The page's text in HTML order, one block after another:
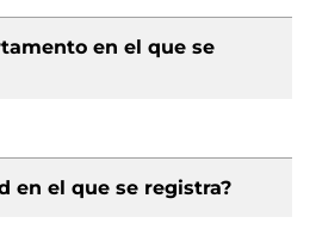
en el que se
en el que se registra?